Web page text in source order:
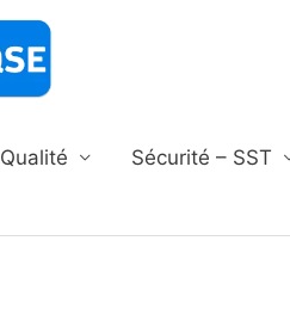
Qualité Sécurité – SST